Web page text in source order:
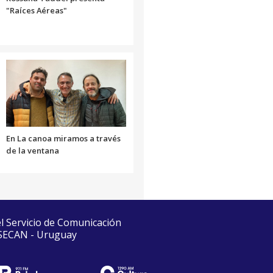
"Raíces Aéreas"
En La canoa miramos a través
de la ventana
de Comunicación
- Uruguay